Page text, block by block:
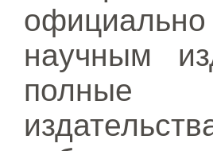
научным
полные